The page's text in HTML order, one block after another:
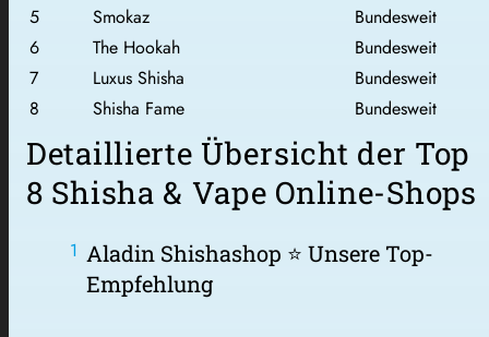
5
Smokaz
Bundesweit
6
The Hookah
Bundesweit
7
Luxus Shisha
Bundesweit
8
Shisha Fame Bundesweit
Detaillierte Übersicht der Top
8 Shisha & Vape Online-Shops
Aladin Shishashop ⭐ Unsere Top-
Empfehlung